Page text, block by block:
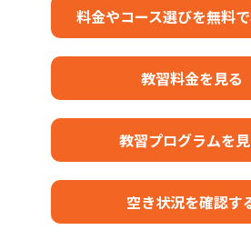
料金やコース選びを無料
教習料金を見る
教習プログラムを
空き状況を確認す